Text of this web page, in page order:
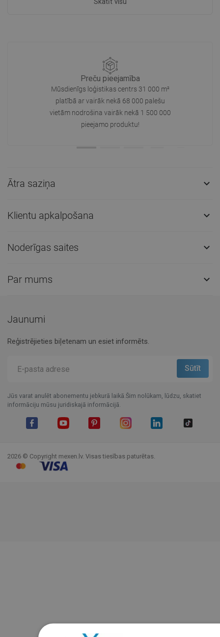
Preču pieejamība
Mūsdienīgs loģistikas centrs 31 000 m²
platībā ar vairāk nekā 68 000 palešu
vietām nodrošina vairāk nekā 1 500 000
pieejamo produktu!
Ātra saziņa 
Klientu apkalpošana 
Noderīgas saites 
Par mums 
Jaunumi
Reģistrējieties biļetenam un esiet informēts.
Jūs varat anulēt abonementu jebkurā laikā.Šim nolūkam, lūdzu, skatiet
informāciju mūsu juridiskajā informācijā.
2026 © Copyright mexen.lv. Visas tiesības paturētas.